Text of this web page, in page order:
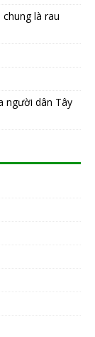
là rau
người dân Tây